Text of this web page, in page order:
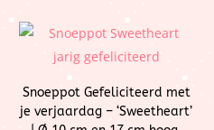
Snoeppot Gefeliciteerd met
je verjaardag – ‘Sweetheart’